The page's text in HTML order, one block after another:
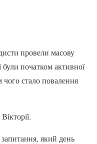
провели масову
початком активної
чого стало повалення
який день